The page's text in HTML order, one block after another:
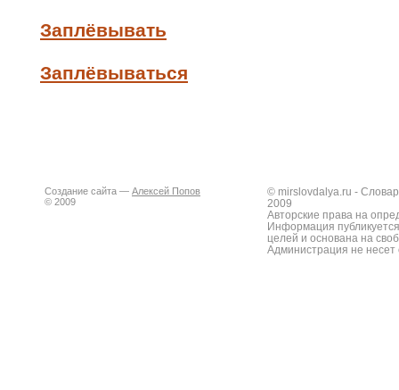
Заплёвывать
Заплёвываться
Создание сайта — Алексей Попов
© 2009
© mirslovdalya.ru -
2009
Авторские права на
Информация
целей и основана на
Администрация не несет